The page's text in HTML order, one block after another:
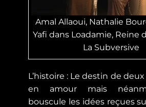
Amal Allaoui, Nathalie
Yafi dans Loadamie, Reine
La Subversive
L’histoire : Le destin de
en amour mais
bouscule les idées reçues